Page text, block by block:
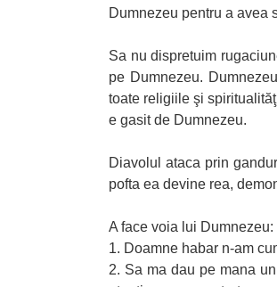
Dumnezeu pentru a avea
Sa nu dispretuim
pe Dumnezeu.
toate religiile şi
e gasit de Dumnezeu.
Diavolul ataca prin
pofta ea devine rea,
A face voia lui Dumnezeu:
1. Doamne habar n-am
2. Sa ma dau pe mana